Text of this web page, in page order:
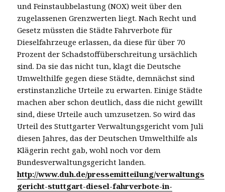
und Feinstaubbelastung (NOX) weit über den
zugelassenen Grenzwerten liegt. Nach Recht und
Gesetz müssten die Städte Fahrverbote für
Dieselfahrzeuge erlassen, da diese für über 70
Prozent der Schadstoffüberschreitung ursächlich
sind. Da sie das nicht tun, klagt die Deutsche
Umwelthilfe gegen diese Städte, demnächst sind
erstinstanzliche Urteile zu erwarten. Einige Städte
machen aber schon deutlich, dass die nicht gewillt
sind, diese Urteile auch umzusetzen. So wird das
Urteil des Stuttgarter Verwaltungsgericht vom Juli
diesen Jahres, das der Deutschen Umwelthilfe als
Klägerin recht gab, wohl noch vor dem
Bundesverwaltungsgericht landen.
http://www.duh.de/pressemitteilung/verwaltungs
gericht-stuttgart-diesel-fahrverbote-in-